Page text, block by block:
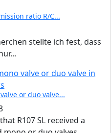
ratio R/C...
stellte ich fest, dass
or duo valve...
R107 SL received a